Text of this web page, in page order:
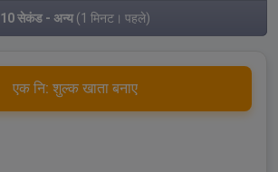
10 सेकंड - अन्य(1 मिनट। पहले)
एक नि: शुल्क खाता बनाए